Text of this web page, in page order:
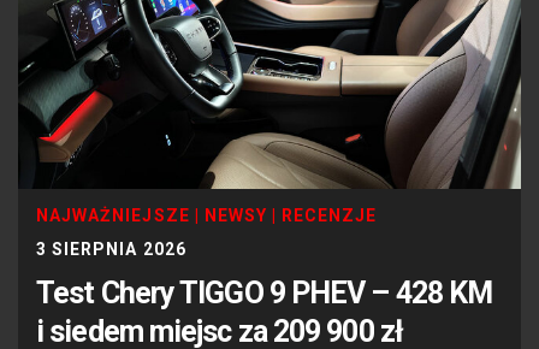
NAJWAŻNIEJSZE NEWSY
RECENZJE
3 SIERPNIA 2026
Test Chery TIGGO 9 PHEV – 428 KM
i siedem miejsc za 209 900 zł